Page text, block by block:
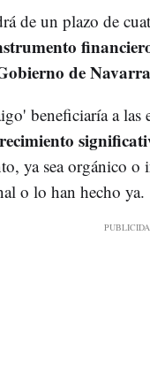
de un plazo de
de Navarra
beneficiaría a las
ya sea orgánico
o lo han hecho ya.